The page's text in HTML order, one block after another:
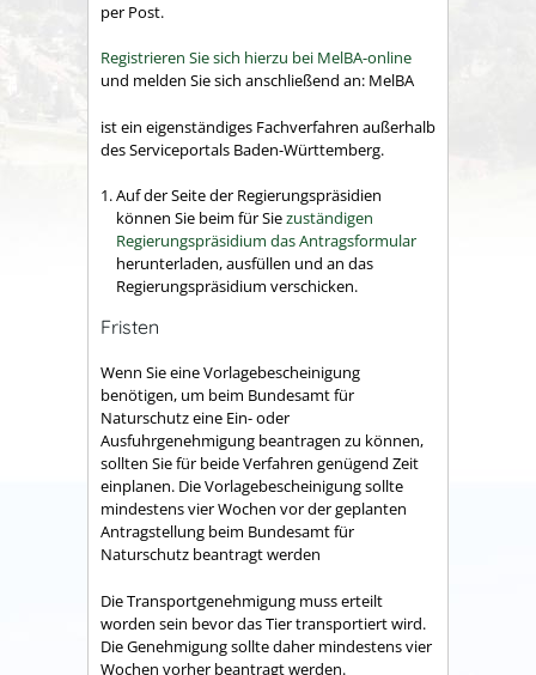
per Post.
Registrieren Sie sich hierzu bei MelBA-online
und melden Sie sich anschließend an: MelBA
ist ein eigenständiges Fachverfahren außerhalb
des Serviceportals Baden-Württemberg.
Auf der Seite der Regierungspräsidien
können Sie beim für Siezuständigen
Regierungspräsidium das Antragsformular
herunterladen, ausfüllen und an das
Regierungspräsidium verschicken.
Fristen
Wenn Sie eine Vorlagebescheinigung
benötigen, um beim Bundesamt für
Naturschutz eine Ein- oder
Ausfuhrgenehmigung beantragen zu können,
sollten Sie für beide Verfahren genügend Zeit
einplanen. Die Vorlagebescheinigung sollte
mindestens vier Wochen vor der geplanten
Antragstellung beim Bundesamt für
Naturschutz beantragt werden
Die Transportgenehmigung muss erteilt
worden sein bevor das Tier transportiert wird.
Die Genehmigung sollte daher mindestens vier
Wochen vorher beantragt werden.